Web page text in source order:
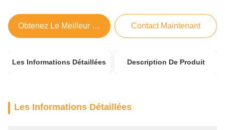
Obtenez Le Meilleur Prix Contact Maintenant
Les Informations Détaillées Description De Produit
Les Informations Détaillées